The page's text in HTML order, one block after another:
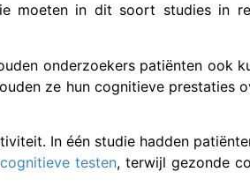
moeten in dit soort studies in
onderzoekers patiënten ook
ze hun cognitieve prestaties
In één studie hadden
testen, terwijl gezonde